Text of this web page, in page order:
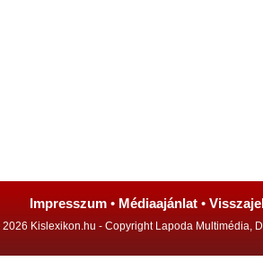
Impresszum • Médiaajánlat •
Kislexikon.hu - Copyright Lapoda Multimédia,